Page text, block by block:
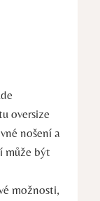
oversize
nošení a
může být
možnosti,